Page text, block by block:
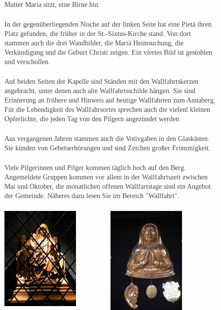
Mutter Maria sitzt, eine Birne hin.
In der gegenüberliegenden Nische auf der linken Seite hat eine Pietá ihren
Platz gefunden, die früher in der St.-Sixtus-Kirche stand. Von dort
stammen auch die drei Wandbilder, die Mariä Heimsuchung, die
Verkündigung und die Geburt Christi zeigen. Ein viertes Bild ist gestohlen
und verschollen.
Auf beiden Seiten der Kapelle sind Ständen mit den Wallfahrtskerzen
angebracht, unter denen auch alte Wallfahrtsschilde hängen. Sie sind
Erinnerung an frühere und Hinweis auf heutige Wallfahrten zum Annaberg.
Für die Lebendigkeit des Wallfahrsortes sprechen auch die vielenl kleinen
Opferlichte, die jeden Tag von den Pilgern angezündet werden.
Aus vergangenen Jahren stammen auch die Votivgaben in den Glaskästen.
Sie künden von Gebetserhörungen und sind Zeichen großer Frömmigkeit.
Viele Pilgerinnen und Pilger kommen täglich hoch auf den Berg.
Angemeldete Gruppen kommen vor allem in der Wallfahrtszeit zwischen
Mai und Oktober, die monatlichen offenen Wallfartstage sind ein Angebot
der Gemeinde. Näheres dazu lesen Sie im Bereich "Wallfahrt".